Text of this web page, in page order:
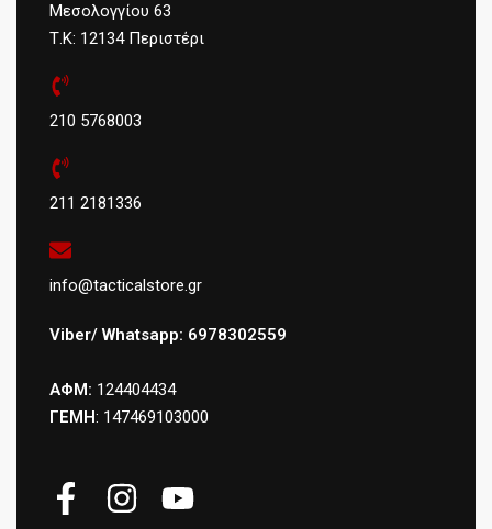
Μεσολογγίου 63
Τ.Κ: 12134 Περιστέρι
210 5768003
211 2181336
info@tacticalstore.gr
Viber/ Whatsapp: 6978302559
ΑΦΜ: 124404434
ΓΕΜΗ: 147469103000